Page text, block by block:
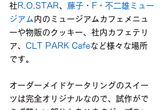
社 R.O.STAR、 藤子・F・不二雄ミュー
ジアム内のミュージアムカフェメニュ
ーや物販のクッキー、社内カフェテリ
ア、 CLT PARK Cafeなど様々な場所
です。
オーダーメイドケータリングのスイー
ツは完全オリジナルなので、試作がで